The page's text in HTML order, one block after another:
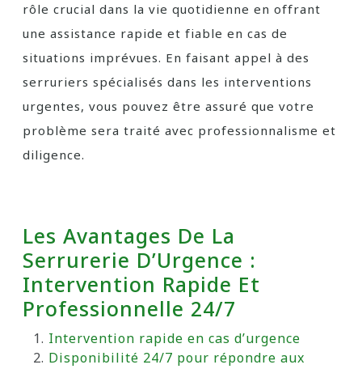
rôle crucial dans la vie quotidienne en offrant
une assistance rapide et fiable en cas de
situations imprévues. En faisant appel à des
serruriers spécialisés dans les interventions
urgentes, vous pouvez être assuré que votre
problème sera traité avec professionnalisme et
diligence.
Les Avantages De La
Serrurerie D’Urgence :
Intervention Rapide Et
Professionnelle 24/7
Intervention rapide en cas d’urgence
Disponibilité 24/7 pour répondre aux